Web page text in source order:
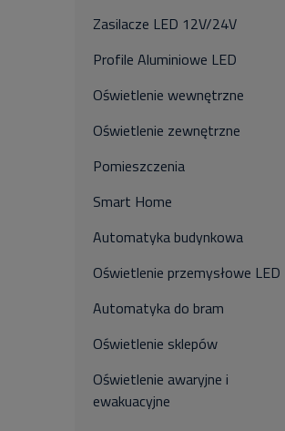
Zasilacze LED 12V/24V
Profile Aluminiowe LED
Oświetlenie wewnętrzne
Oświetlenie zewnętrzne
Pomieszczenia
Smart Home
Automatyka budynkowa
Oświetlenie przemysłowe LED
Automatyka do bram
Oświetlenie sklepów
Oświetlenie awaryjne i
ewakuacyjne